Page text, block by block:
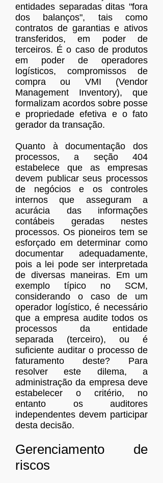
entidades separadas ditas "fora
dos balanços", tais como
contratos de garantias e ativos
transferidos, em poder de
terceiros. É o caso de produtos
em poder de operadores
logísticos, compromissos de
compra ou VMI (Vendor
Management Inventory), que
formalizam acordos sobre posse
e propriedade efetiva e o fato
gerador da transação.
Quanto à documentação dos
processos, a seção 404
estabelece que as empresas
devem publicar seus processos
de negócios e os controles
internos que asseguram a
acurácia das informações
contábeis geradas nestes
processos. Os pioneiros tem se
esforçado em determinar como
documentar adequadamente,
pois a lei pode ser interpretada
de diversas maneiras. Em um
exemplo típico no SCM,
considerando o caso de um
operador logístico, é necessário
que a empresa audite todos os
processos da entidade
separada (terceiro), ou é
suficiente auditar o processo de
faturamento deste? Para
resolver este dilema, a
administração da empresa deve
estabelecer o critério, no
entanto os auditores
independentes devem participar
desta decisão.
Gerenciamento de
riscos